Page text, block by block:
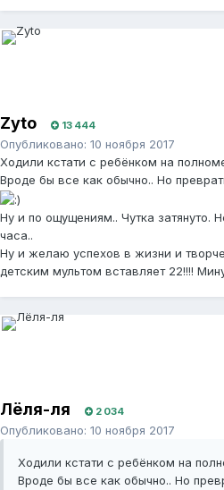
Zyto 13 444
Опубликовано: 10 ноября 2017
Ходили кстати с ребёнком на
Вроде бы все как обычно.. Но
Ну и по ощущениям.. Чутка затянуто.
часа..
Ну и желаю успехов в жизни и
детским мультом вставляет 22!!!!
Лёля-ля 2 034
Опубликовано: 10 ноября 2017
Ходили кстати с ребёнком на
Вроде бы все как обычно.. Но